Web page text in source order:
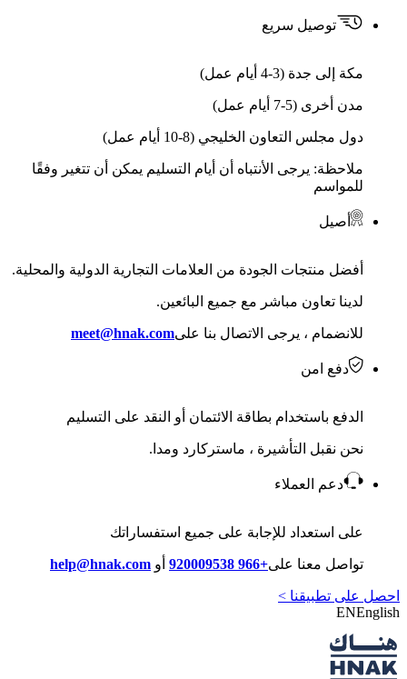
توصيل سريع
مكة إلى جدة (3-4 أيام عمل)
مدن أخرى (5-7 أيام عمل)
دول مجلس التعاون الخليجي (8-10 أيام عمل)
ملاحظة: يرجى الأنتباه أن أيام التسليم يمكن أن تتغير وفقًا
للمواسم
أصيل
أفضل منتجات الجودة من العلامات التجارية الدولية والمحلية.
لدينا تعاون مباشر مع جميع البائعين.
للانضمام ، يرجى الاتصال بنا علىmeet@hnak.com
دفع امن
الدفع باستخدام بطاقة الائتمان أو النقد على التسليم
نحن نقبل التأشيرة ، ماستركارد ومدا.
دعم العملاء
على استعداد للإجابة على جميع استفساراتك
تواصل معنا على+966 920009538 أو help@hnak.com
احصل على تطبيقنا >
ENEnglish